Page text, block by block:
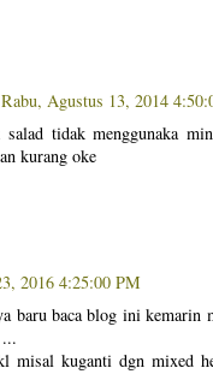
Rabu, Agustus 13, 2014
tidak menggunaka
kurang oke
2016 4:25:00 PM
baru baca blog ini
kuganti dgn mixed